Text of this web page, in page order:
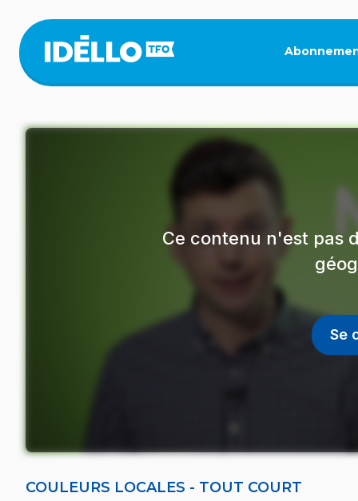
contenu
principal
Ce contenu n'est pas
Se
COULEURS LOCALES - TOUT COURT